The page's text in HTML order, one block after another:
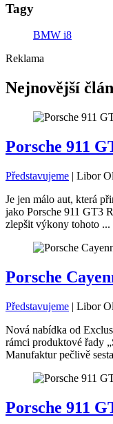
Tagy
BMW i8
Reklama
Nejnovější
Porsche 911
Představujeme | Libor
Je jen málo aut, která
jako Porsche 911 GT3
zlepšit výkony tohoto ...
Porsche
Představujeme | Libor
Nová nabídka od
rámci produktové řady
Manufaktur pečlivě
Porsche 911